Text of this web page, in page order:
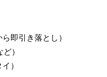
即引き落とし）
）
）